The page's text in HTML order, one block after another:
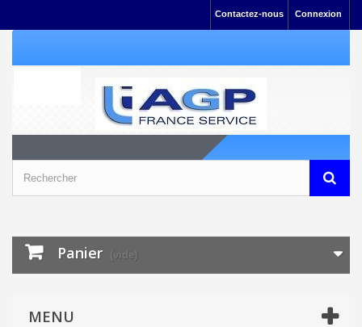
Connexion
Contactez-nous
Panier (vide)
MENU